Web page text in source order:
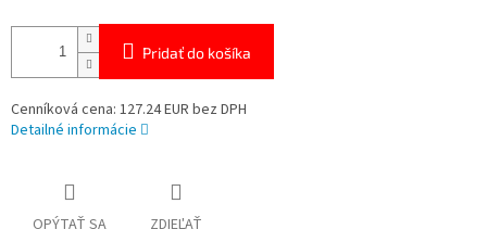
Pridať do košíka
Cenníková cena: 127.24 EUR bez DPH
Detailné informácie
OPÝTAŤ SA ZDIEĽAŤ